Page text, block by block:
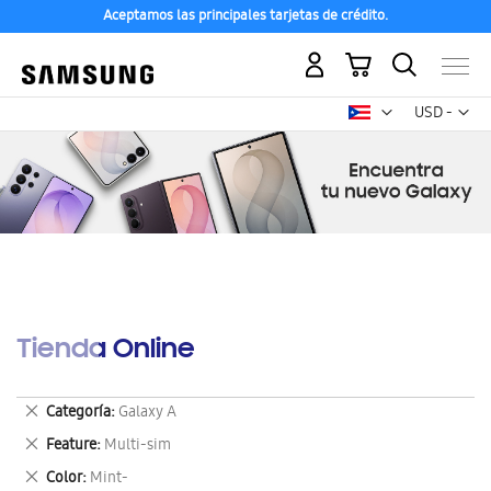
Aceptamos las principales tarjetas de crédito.
USD -
dólar
Mi carrito
Tienda Online
Categoría Galaxy A
Eliminar
este
artículo
Feature Multi-sim
Eliminar
este
Color Mint-
Eliminar